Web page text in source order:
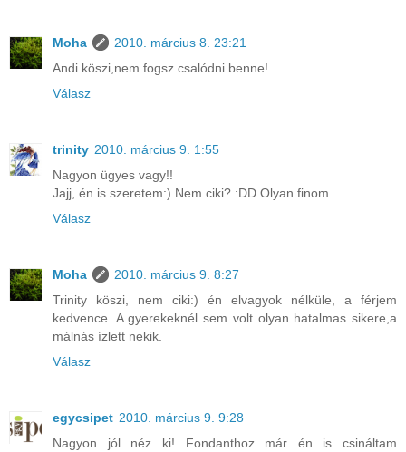
Moha
2010. március 8. 23:21
Andi köszi,nem fogsz csalódni benne!
Válasz
trinity 2010. március 9. 1:55
Nagyon ügyes vagy!!
Jajj, én is szeretem:) Nem ciki? :DD Olyan finom....
Válasz
Moha
2010. március 9. 8:27
Trinity köszi, nem ciki:) én elvagyok nélküle, a férjem
kedvence. A gyerekeknél sem volt olyan hatalmas sikere,a
málnás ízlett nekik.
Válasz
egycsipet 2010. március 9. 9:28
Nagyon jól néz ki! Fondanthoz már én is csináltam